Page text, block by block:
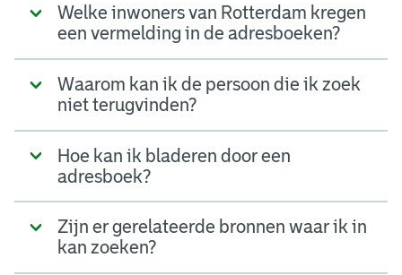
Welke inwoners van Rotterdam kregen
een vermelding in de adresboeken?
Waarom kan ik de persoon die ik zoek
niet terugvinden?
Hoe kan ik bladeren door een
adresboek?
Zijn er gerelateerde bronnen waar ik in
kan zoeken?